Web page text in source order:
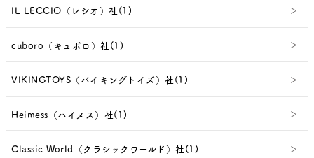
IL LECCIO（レシオ）社(1)
cuboro（キュボロ）社(1)
VIKINGTOYS（バイキングトイズ）社(1)
Heimess（ハイメス）社(1)
Classic World（クラシックワールド）社(1)